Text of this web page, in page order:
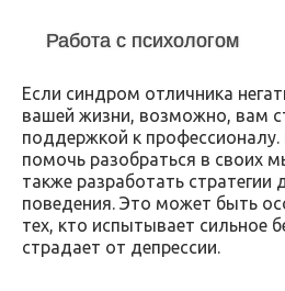
Работа с психологом
Если синдром отличника
вашей жизни, возможно, вам
поддержкой к
помочь разобраться в своих
также разработать стратегии
поведения. Это может быть
тех, кто испытывает сильное
страдает от депрессии.